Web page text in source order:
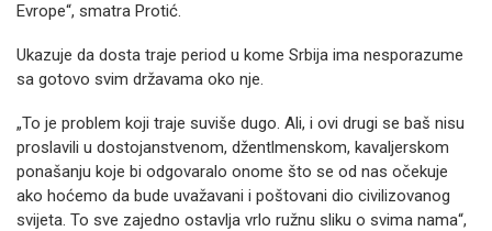
Evrope“, smatra Protić.
Ukazuje da dosta traje period u kome Srbija ima nesporazume
sa gotovo svim državama oko nje.
„To je problem koji traje suviše dugo. Ali, i ovi drugi se baš nisu
proslavili u dostojanstvenom, džentlmenskom, kavaljerskom
ponašanju koje bi odgovaralo onome što se od nas očekuje
ako hoćemo da bude uvažavani i poštovani dio civilizovanog
svijeta. To sve zajedno ostavlja vrlo ružnu sliku o svima nama“,